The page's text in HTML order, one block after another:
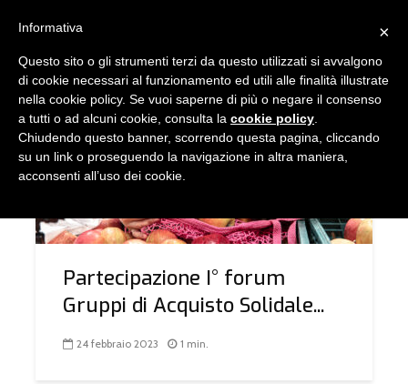
TAG - ORTOFRUTTA
COMUNICAZIONE
Partecipazione I° forum
Gruppi di Acquisto Solidale...
24 febbraio 2023 1 min.
×
Informativa
Questo sito o gli strumenti terzi da questo utilizzati si avvalgono
di cookie necessari al funzionamento ed utili alle finalità illustrate
nella cookie policy. Se vuoi saperne di più o negare il consenso
a tutti o ad alcuni cookie, consulta la cookie policy
Chiudendo questo banner, scorrendo questa pagina, cliccando
su un link o proseguendo la navigazione in altra maniera,
acconsenti all’uso dei cookie.